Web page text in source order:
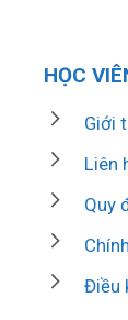
HỌC
Giới
Liên
Quy
Điều